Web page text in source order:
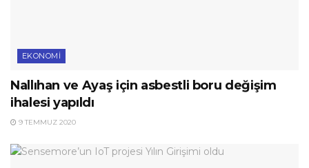
EKONOMI
Nallıhan ve Ayaş için asbestli boru değişim
ihalesi yapıldı
9 TEMMUZ 2020